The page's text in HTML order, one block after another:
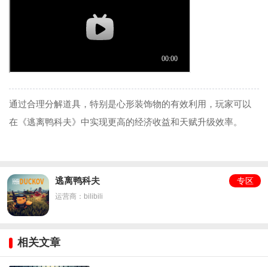
通过合理分解道具，特别是心形装饰物的有效利用，玩家可以
在《逃离鸭科夫》中实现更高的经济收益和天赋升级效率。
逃离鸭科夫
运营商：bilibili
专区
相关文章